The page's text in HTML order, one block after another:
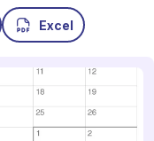
Excel